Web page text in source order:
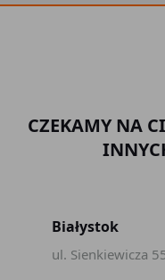
CZEKAMY NA
Białystok
ul. Sienkiewicza